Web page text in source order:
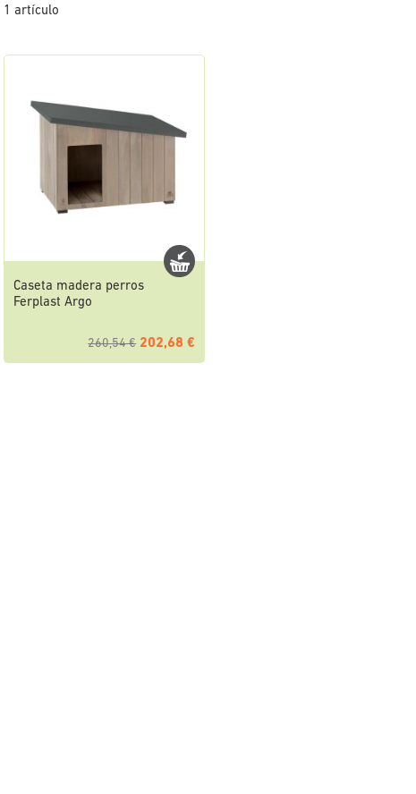
1 artículo
Caseta madera perros
Ferplast Argo
260,54 € 202,68 €